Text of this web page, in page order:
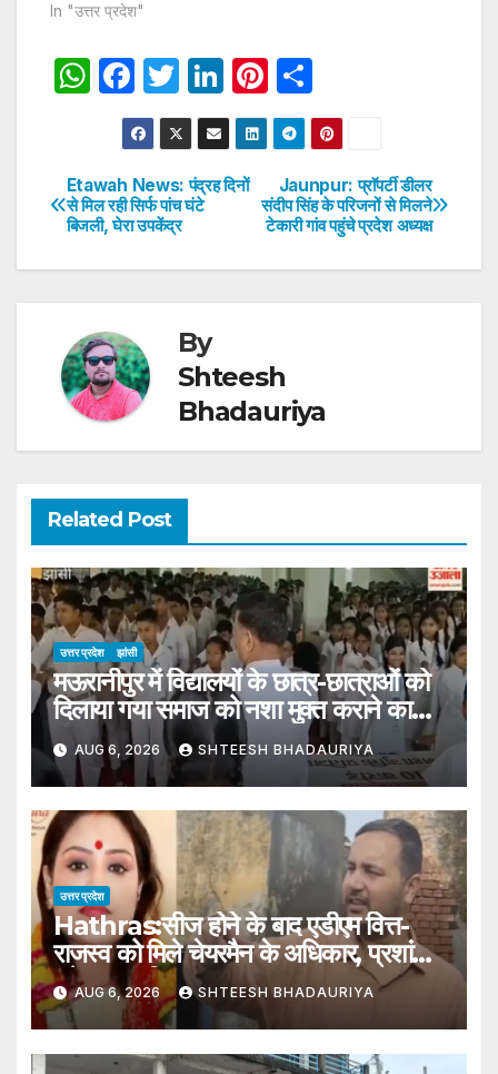
In "उत्तर प्रदेश"
W
s
A
F
a
c
e
b
T
w
itt
er
Li
n
k
e
Pi
nt
er
e
st
h
ar
e
Post
navigation
Jaunpur: प्राॅपर्टी डीलर
संदीप सिंह के परिजनों से मिलने
टेकारी गांव पहुंचे प्रदेश अध्यक्ष
Etawah News: पंद्रह दिनों
से मिल रही सिर्फ पांच घंटे
बिजली, घेरा उपकेंद्र
By
Shteesh
Bhadauriya
Related Post
उत्तर प्रदेश झांसी
मऊरानीपुर में विद्यालयों के छात्र-छात्राओं को
दिलाया गया समाज को नशा मुक्त कराने का
संकल्प
AUG 6, 2026 SHTEESH BHADAURIYA
उत्तर प्रदेश
Hathras:सीज होने के बाद एडीएम वित्त-
राजस्व को मिले चेयरमैन के अधिकार, प्रशांत
बने नगर पालिका हाथरस प्रशासक – Adm
Finance-revenue Gets The
Powers Of Hathras Municipal
Chairman
AUG 6, 2026 SHTEESH BHADAURIYA